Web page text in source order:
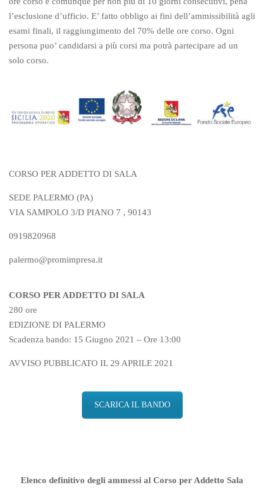
l’esclusione d’ufficio. E’ fatto obbligo ai fini dell’ammissibilità agli
esami finali, il raggiungimento del 70% delle ore corso. Ogni
persona puo’ candidarsi a più corsi ma potrà partecipare ad un
solo corso.
CORSO PER ADDETTO DI SALA
SEDE PALERMO (PA)
VIA SAMPOLO 3/D PIANO 7 , 90143
0919820968
palermo@promimpresa.it
CORSO PER ADDETTO DI SALA
280 ore
EDIZIONE DI PALERMO
Scadenza bando: 15 Giugno 2021 – Ore 13:00
AVVISO PUBBLICATO IL 29 APRILE 2021
SCARICA IL BANDO
Elenco definitivo degli ammessi al Corso per Addetto Sala